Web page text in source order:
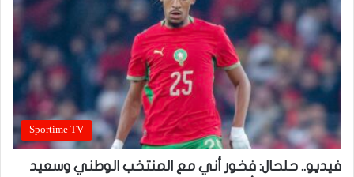
Sportime TV
فيديو.. حلحال: فخور أني مع المنتخب الوطني وسعيد